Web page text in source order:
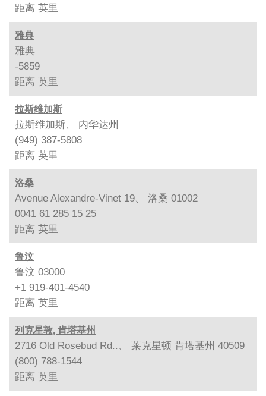
距离 英里
雅典
雅典
-5859
距离 英里
拉斯维加斯
拉斯维加斯、 内华达州
(949) 387-5808
距离 英里
洛桑
Avenue Alexandre-Vinet 19、 洛桑 01002
0041 61 285 15 25
距离 英里
鲁汶
鲁汶 03000
+1 919-401-4540
距离 英里
列克星敦, 肯塔基州
2716 Old Rosebud Rd..、 莱克星顿 肯塔基州 40509
(800) 788-1544
距离 英里